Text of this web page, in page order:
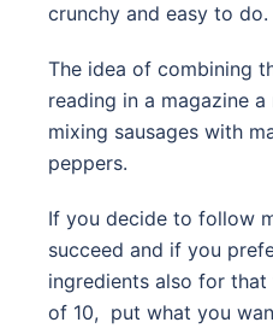
crunchy and easy to do.
The idea of combining
reading in a magazine
mixing sausages with
peppers.
If you decide to follow
succeed and if you
ingredients also for
of 10, put what you